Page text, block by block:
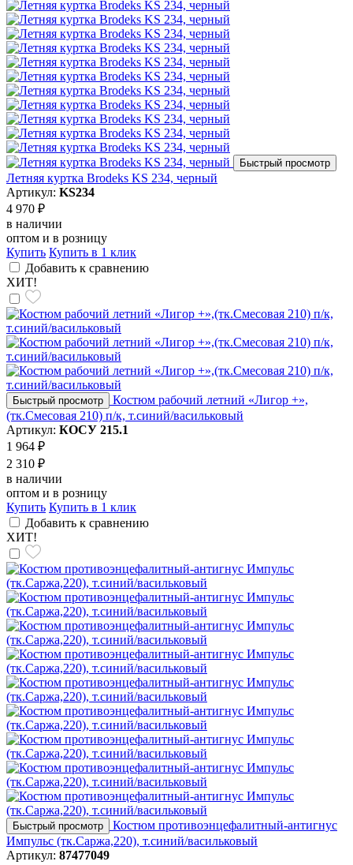
Быстрый просмотр
Летняя куртка Brodeks KS 234, черный
Артикул: KS234
4 970 ₽
в наличии
оптом и в розницу
Купить Купить в 1 клик
Добавить к сравнению
ХИТ!
Быстрый просмотр
Костюм рабочий летний «Лигор +»,
(тк.Смесовая 210) п/к, т.синий/васильковый
Артикул: КОСУ 215.1
1 964 ₽
2 310 ₽
в наличии
оптом и в розницу
Купить Купить в 1 клик
Добавить к сравнению
ХИТ!
Быстрый просмотр
Костюм противоэнцефалитный-антигнус
Импульс (тк.Саржа,220), т.синий/васильковый
Артикул: 87477049